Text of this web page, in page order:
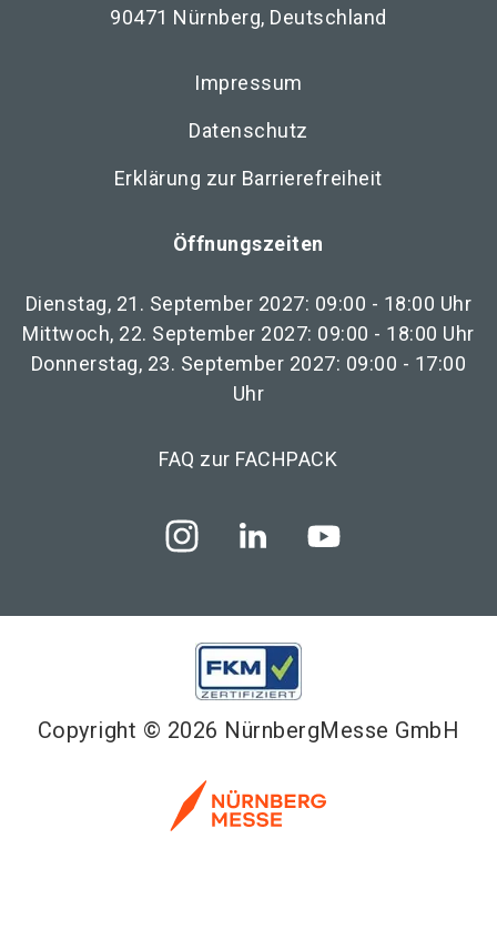
90471 Nürnberg, Deutschland
Impressum
Datenschutz
Erklärung zur Barrierefreiheit
Öffnungszeiten
Dienstag, 21. September 2027: 09:00 - 18:00 Uhr
Mittwoch, 22. September 2027: 09:00 - 18:00 Uhr
Donnerstag, 23. September 2027: 09:00 - 17:00
Uhr
FAQ zur FACHPACK
Copyright © 2026 NürnbergMesse GmbH